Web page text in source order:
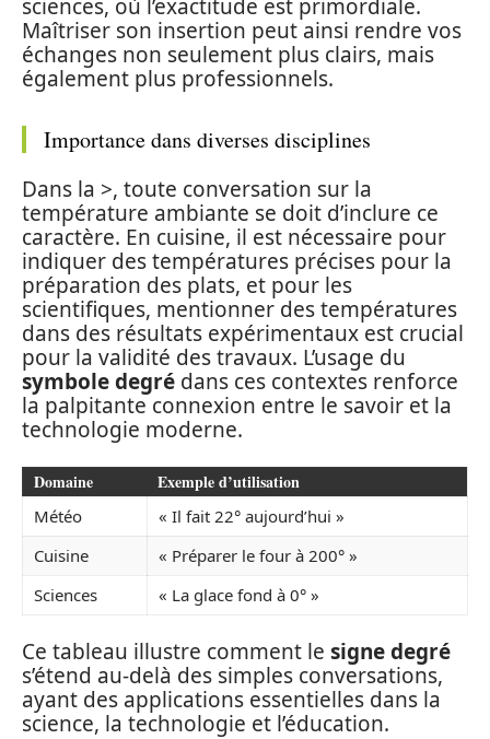
sciences, où l’exactitude est primordiale.
Maîtriser son insertion peut ainsi rendre vos
échanges non seulement plus clairs, mais
également plus professionnels.
Importance dans diverses disciplines
Dans la >, toute conversation sur la
température ambiante se doit d’inclure ce
caractère. En cuisine, il est nécessaire pour
indiquer des températures précises pour la
préparation des plats, et pour les
scientifiques, mentionner des températures
dans des résultats expérimentaux est crucial
pour la validité des travaux. L’usage du
symbole degré dans ces contextes renforce
la palpitante connexion entre le savoir et la
technologie moderne.
Domaine Exemple d’utilisation
Météo
« Il fait 22° aujourd’hui »
Cuisine
« Préparer le four à 200° »
Sciences
« La glace fond à 0° »
Ce tableau illustre comment le signe degré
s’étend au-delà des simples conversations,
ayant des applications essentielles dans la
science, la technologie et l’éducation.